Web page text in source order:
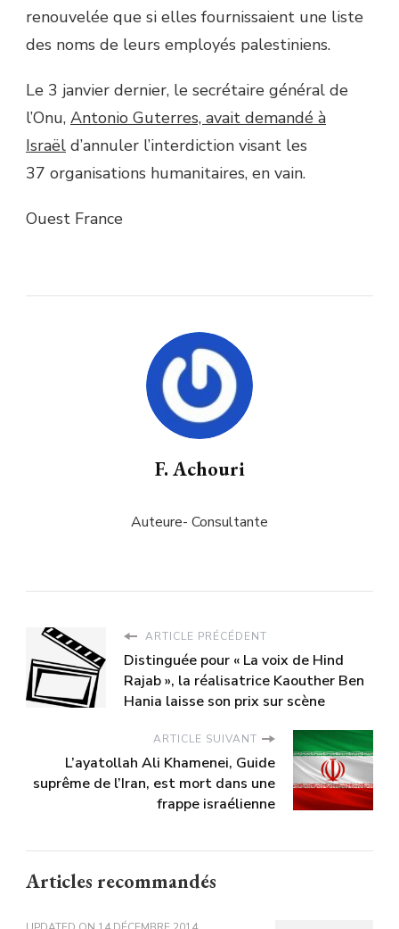
renouvelée que si elles fournissaient une liste
des noms de leurs employés palestiniens.
Le 3 janvier dernier, le secrétaire général de
l’Onu, Antonio Guterres, avait demandé à
Israël d’annuler l’interdiction visant les
37 organisations humanitaires, en vain.
Ouest France
F. Achouri
Auteure- Consultante
ARTICLE PRÉCÉDENT
Distinguée pour « La voix de Hind
Rajab », la réalisatrice Kaouther Ben
Hania laisse son prix sur scène
ARTICLE SUIVANT
L’ayatollah Ali Khamenei, Guide
suprême de l’Iran, est mort dans une
frappe israélienne
Articles recommandés